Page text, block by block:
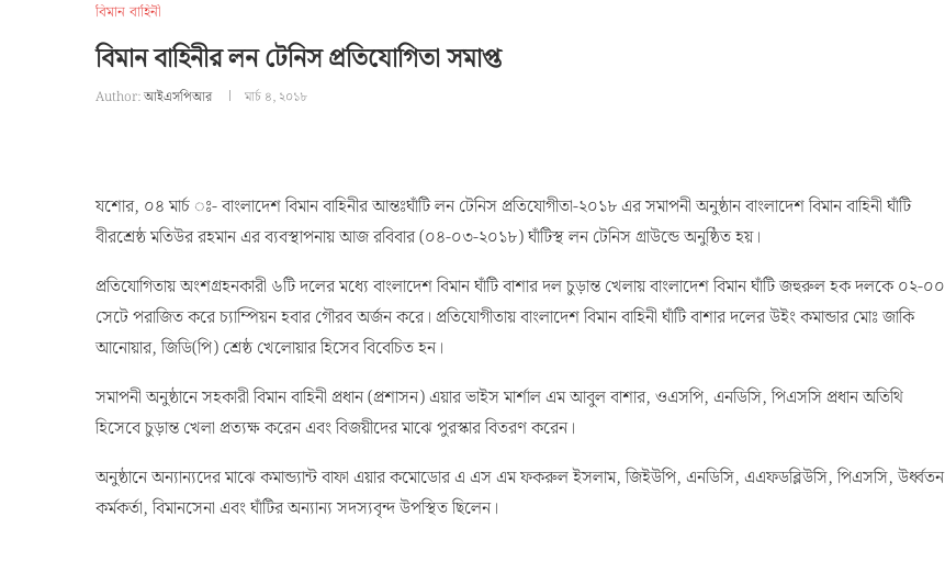
বিমান বাহিনী
বিমান বাহিনীর লন টেনিস প্রতিযোগিতা সমাপ্ত
Author:আইএসপিআর মার্চ ৪, ২০১৮
যশোর, ০৪ মার্চ ঃ- বাংলাদেশ বিমান বাহিনীর আন্তঃঘাঁটি লন টেনিস প্রতিযোগীতা-২০১৮ এর সমাপনী অনুষ্ঠান বাংলাদেশ বিমান বাহিনী ঘাঁটি
বীরশ্রেষ্ঠ মতিউর রহমান এর ব্যবস্থাপনায় আজ রবিবার (০৪-০৩-২০১৮) ঘাঁটিস্থ লন টেনিস গ্রাউন্ডে অনুষ্ঠিত হয়।
প্রতিযোগিতায় অংশগ্রহনকারী ৬টি দলের মধ্যে বাংলাদেশ বিমান ঘাঁটি বাশার দল চুড়ান্ত খেলায় বাংলাদেশ বিমান ঘাঁটি জহুরুল হক দলকে ০২-০০
সেটে পরাজিত করে চ্যাম্পিয়ন হবার গৌরব অর্জন করে। প্রতিযোগীতায় বাংলাদেশ বিমান বাহিনী ঘাঁটি বাশার দলের উইং কমান্ডার মোঃ জাকি
আনোয়ার, জিডি(পি) শ্রেষ্ঠ খেলোয়ার হিসেব বিবেচিত হন।
সমাপনী অনুষ্ঠানে সহকারী বিমান বাহিনী প্রধান (প্রশাসন) এয়ার ভাইস মার্শাল এম আবুল বাশার, ওএসপি, এনডিসি, পিএসসি প্রধান অতিথি
হিসেবে চুড়ান্ত খেলা প্রত্যক্ষ করেন এবং বিজয়ীদের মাঝে পুরস্কার বিতরণ করেন।
অনুষ্ঠানে অন্যান্যদের মাঝে কমান্ড্যান্ট বাফা এয়ার কমোডোর এ এস এম ফকরুল ইসলাম, জিইউপি, এনডিসি, এএফডব্লিউসি, পিএসসি, উর্ধ্বতন
কর্মকর্তা, বিমানসেনা এবং ঘাঁটির অন্যান্য সদস্যবৃন্দ উপস্থিত ছিলেন।